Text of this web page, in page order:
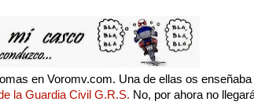
en Voromv.com. Una de ellas os enseñaba
la Guardia Civil G.R.S. No, por ahora no